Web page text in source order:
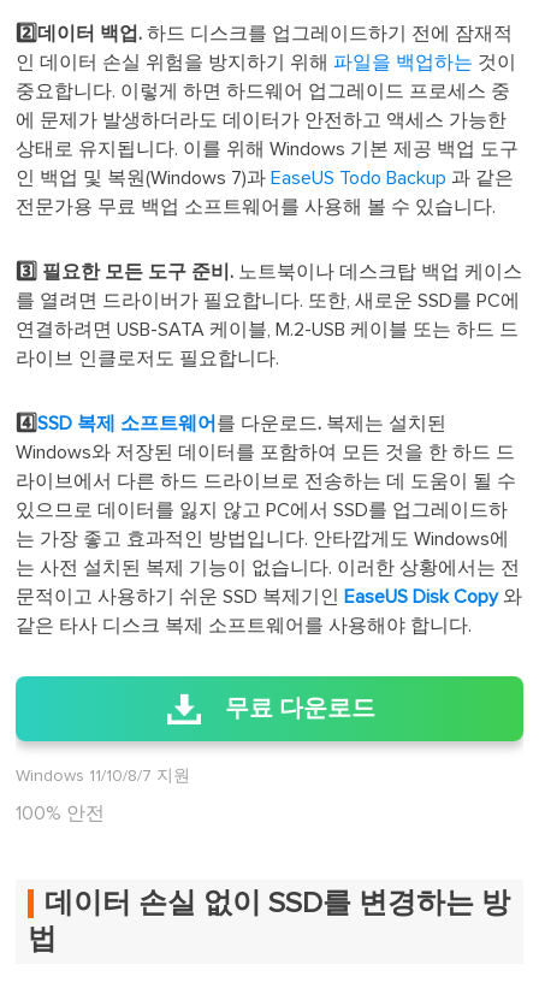
2️⃣데이터 백업. 하드 디스크를 업그레이드하기 전에 잠재적
인 데이터 손실 위험을 방지하기 위해 파일을 백업하는 것이
중요합니다. 이렇게 하면 하드웨어 업그레이드 프로세스 중
에 문제가 발생하더라도 데이터가 안전하고 액세스 가능한
상태로 유지됩니다. 이를 위해 Windows 기본 제공 백업 도구
인 백업 및 복원(Windows 7)과EaseUS Todo Backup 과 같은
전문가용 무료 백업 소프트웨어를 사용해 볼 수 있습니다.
3️⃣ 필요한 모든 도구 준비. 노트북이나 데스크탑 백업 케이스
를 열려면 드라이버가 필요합니다. 또한, 새로운 SSD를 PC에
연결하려면 USB-SATA 케이블, M.2-USB 케이블 또는 하드 드
라이브 인클로저도 필요합니다.
4️⃣SSD 복제 소프트웨어 를 다운로드. 복제는 설치된
Windows와 저장된 데이터를 포함하여 모든 것을 한 하드 드
라이브에서 다른 하드 드라이브로 전송하는 데 도움이 될 수
있으므로 데이터를 잃지 않고 PC에서 SSD를 업그레이드하
는 가장 좋고 효과적인 방법입니다. 안타깝게도 Windows에
는 사전 설치된 복제 기능이 없습니다. 이러한 상황에서는 전
문적이고 사용하기 쉬운 SSD 복제기인 EaseUS Disk Copy와
같은 타사 디스크 복제 소프트웨어를 사용해야 합니다.
무료 다운로드
Windows 11/10/8/7 지원
100% 안전
데이터 손실 없이 SSD를 변경하는 방
법